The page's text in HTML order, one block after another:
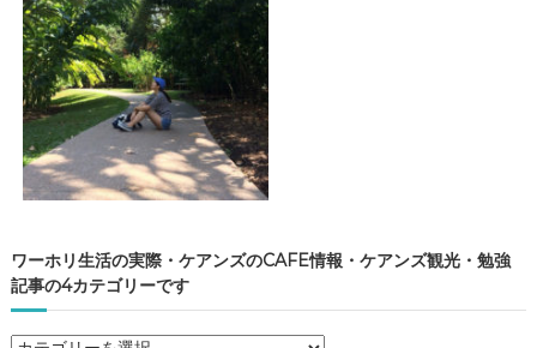
ワーホリ生活の実際・ケアンズのCAFE情報・ケアンズ観光・勉強
記事の4カテゴリーです